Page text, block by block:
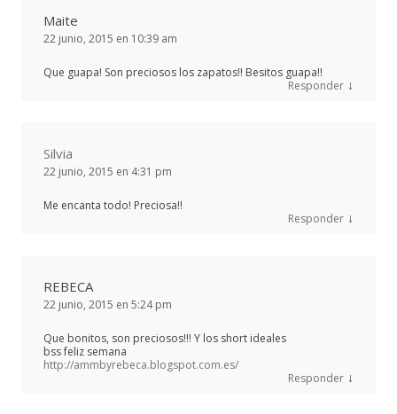
Maite
22 junio, 2015 en 10:39 am
Que guapa! Son preciosos los zapatos!! Besitos guapa!!
Responder ↓
Silvia
22 junio, 2015 en 4:31 pm
Me encanta todo! Preciosa!!
Responder ↓
REBECA
22 junio, 2015 en 5:24 pm
Que bonitos, son preciosos!!! Y los short ideales
bss feliz semana
http://ammbyrebeca.blogspot.com.es/
Responder ↓